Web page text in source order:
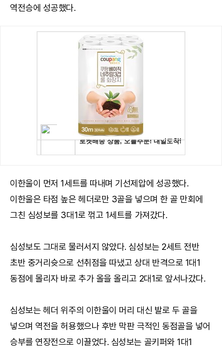
역전승에 성공했다.
이한울이 먼저 1세트를 따내며 기선제압에 성공했다.
이한울은 타점 높은 헤더로만 3골을 넣으며 한 골 만회에
그친 심성보를 3대1로 꺾고 1세트를 가져갔다.
심성보도 그대로 물러서지 않았다. 심성보는 2세트 전반
초반 중거리슛으로 선취점을 따냈고 상대 반격으로 1대1
동점에 몰리자 바로 추가 올을 올리고 2대1로 앞서나갔다.
심성보는 헤더 위주의 이한울이 머리 대신 발로 두 골을
넣으며 역전을 허용했으나 후반 막판 극적인 동점골을 넣어
승부를 연장전으로 이끌었다. 심성보는 골키퍼와 1대1